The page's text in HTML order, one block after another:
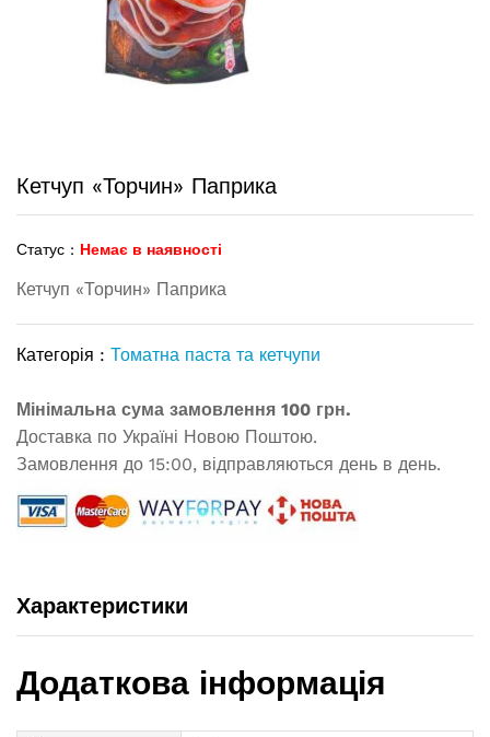
Кетчуп «Торчин» Паприка
Статус : Немає в наявності
Кетчуп «Торчин» Паприка
Категорія : Томатна паста та кетчупи
Мінімальна сума замовлення 100 грн.
Доставка по Україні Новою Поштою.
Замовлення до 15:00, відправляються день в день.
Характеристики
Додаткова інформація